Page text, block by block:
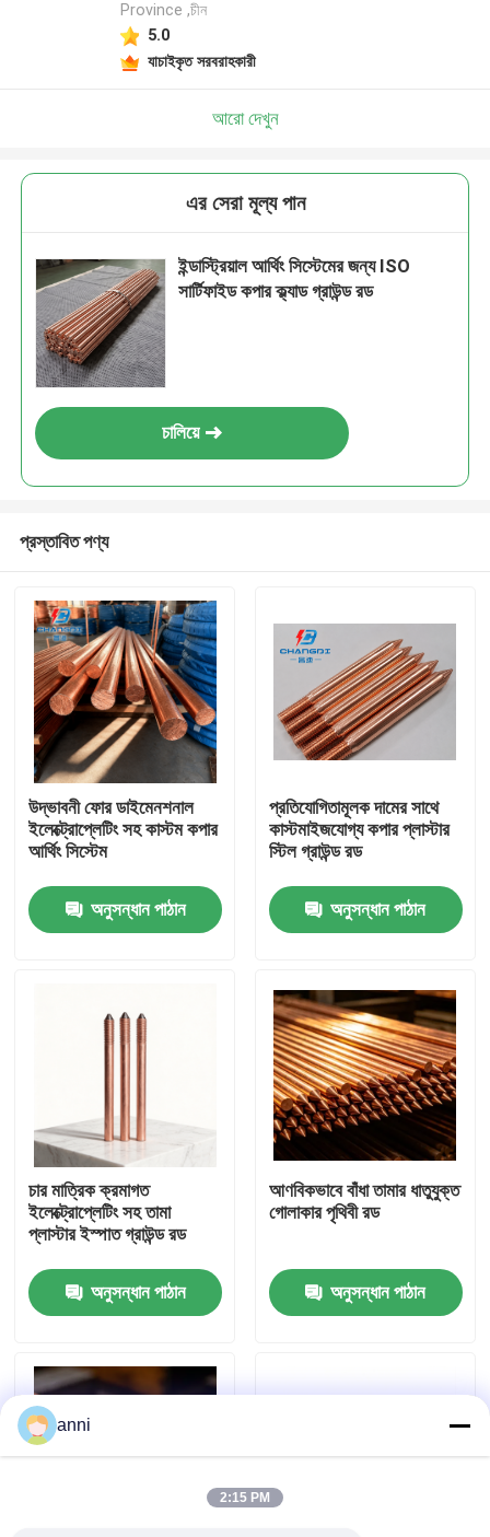
আমাদের সম্পর্কে
কারখানা ভ্রমণ
মান নিয়ন্ত্রণ
আমাদের সাথে যোগাযোগ করুন
খবর
সব ক্ষেত্রেই
Province ,চীন
5.0
যাচাইকৃত সরবরাহকারী
আরো দেখুন
এর সেরা মূল্য পান
ইন্ডাস্ট্রিয়াল আর্থিং সিস্টেমের জন্য ISO
সার্টিফাইড কপার ক্ল্যাড গ্রাউন্ড রড
চালিয়ে
প্রস্তাবিত পণ্য
উদ্ভাবনী ফোর ডাইমেনশনাল
ইলেক্ট্রোপ্লেটিং সহ কাস্টম কপার
আর্থিং সিস্টেম
অনুসন্ধান পাঠান
প্রতিযোগিতামূলক দামের সাথে
কাস্টমাইজযোগ্য কপার প্লাস্টার
স্টিল গ্রাউন্ড রড
অনুসন্ধান পাঠান
চার মাত্রিক ক্রমাগত
ইলেক্ট্রোপ্লেটিং সহ তামা
প্লাস্টার ইস্পাত গ্রাউন্ড রড
অনুসন্ধান পাঠান
আণবিকভাবে বাঁধা তামার ধাতুযুক্ত
গোলাকার পৃথিবী রড
অনুসন্ধান পাঠান
anni
2:15 PM